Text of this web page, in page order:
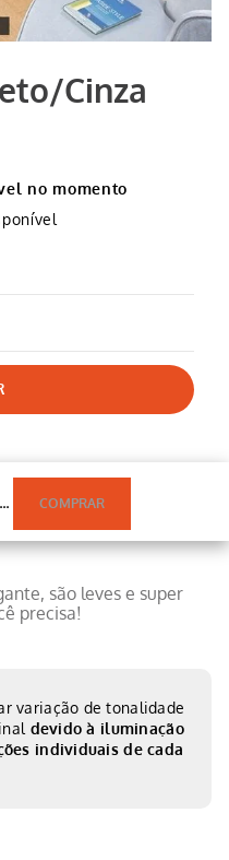
Cinza
no momento
Tapete Sislle Preto/Cinza 1,00m X 1,50m
são leves e super
precisa!
variação de tonalidade
devido à iluminação
individuais de cada